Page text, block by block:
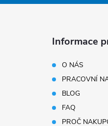
Informace
O NÁS
PRACOVNÍ
BLOG
FAQ
PROČ